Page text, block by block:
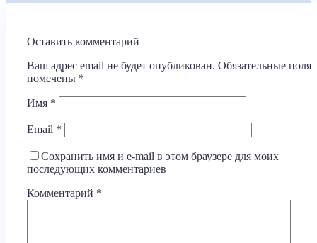
Оставить комментарий
Ваш адрес email не будет опубликован. Обязательные поля
помечены *
Имя *
Email *
Сохранить имя и e-mail в этом браузере для моих
последующих комментариев
Комментарий *